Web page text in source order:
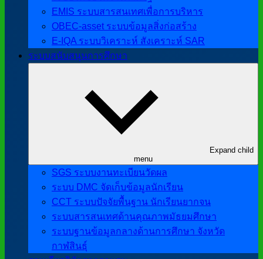
EMIS ระบบสารสนเทศเพื่อการบริหาร
OBEC-asset ระบบข้อมูลสิ่งก่อสร้าง
E-IQA ระบบวิเคราะห์ สังเคราะห์ SAR
ระบบสนับสนุนการศึกษา
Expand child
menu
SGS ระบบงานทะเบียนวัดผล
ระบบ DMC จัดเก็บข้อมูลนักเรียน
CCT ระบบปัจจัยพื้นฐาน นักเรียนยากจน
ระบบสารสนเทศด้านคุณภาพมัธยมศึกษา
ระบบฐานข้อมูลกลางด้านการศึกษา จังหวัด
กาฬสินธุ์